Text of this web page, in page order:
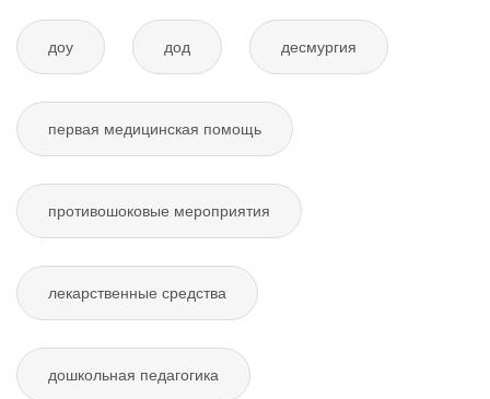
доу дод десмургия
первая медицинская помощь
противошоковые мероприятия
лекарственные средства
дошкольная педагогика